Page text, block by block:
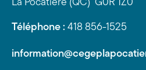
La Pocatière (QC) G0R 1Z0
Téléphone : 418 856-1525